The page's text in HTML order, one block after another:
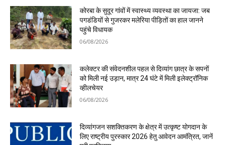
कोरबा के सुदूर गांवों में स्वास्थ्य व्यवस्था का जायजा: जब
पगडंडियों से गुजरकर मलेरिया पीड़ितों का हाल जानने
पहुंचे विधायक
06/08/2026
कलेक्टर की संवेदनशील पहल से दिव्यांग छात्र के सपनों
को मिली नई उड़ान, मात्र 24 घंटे में मिली इलेक्ट्रॉनिक
व्हीलचेयर
06/08/2026
दिव्यांगजन सशक्तिकरण के क्षेत्र में उत्कृष्ट योगदान के
लिए राष्ट्रीय पुरस्कार 2026 हेतु आवेदन आमंत्रित, जानें